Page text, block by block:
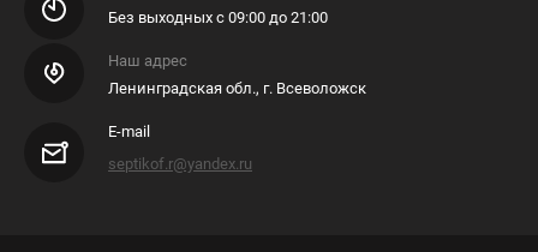
Без выходных с 09:00 до 21:00
Наш адрес
Ленинградская обл., г. Всеволожск
E-mail
septikof.r@yandex.ru